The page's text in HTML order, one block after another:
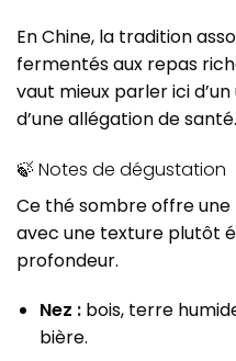
En Chine, la tradition
fermentés aux repas
vaut mieux parler ici
d’une allégation de santé.
🍃 Notes de dégustation
Ce thé sombre offre
avec une texture plutôt
profondeur.
Nez :bois, terre
bière.